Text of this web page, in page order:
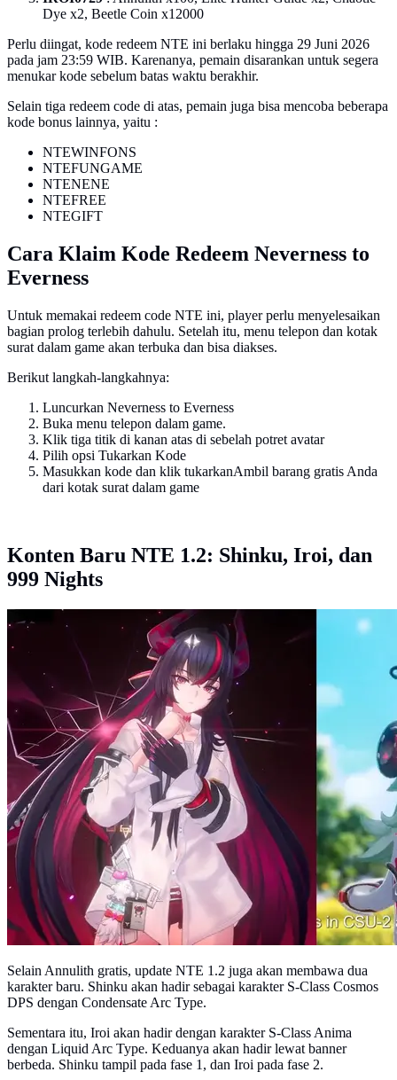
Dye x2, Beetle Coin x12000
Perlu diingat, kode redeem NTE ini berlaku hingga 29 Juni 2026
pada jam 23:59 WIB. Karenanya, pemain disarankan untuk segera
menukar kode sebelum batas waktu berakhir.
Selain tiga redeem code di atas, pemain juga bisa mencoba beberapa
kode bonus lainnya, yaitu :
NTEWINFONS
NTEFUNGAME
NTENENE
NTEFREE
NTEGIFT
Cara Klaim Kode Redeem Neverness to
Everness
Untuk memakai redeem code NTE ini, player perlu menyelesaikan
bagian prolog terlebih dahulu. Setelah itu, menu telepon dan kotak
surat dalam game akan terbuka dan bisa diakses.
Berikut langkah-langkahnya:
Luncurkan Neverness to Everness
Buka menu telepon dalam game.
Klik tiga titik di kanan atas di sebelah potret avatar
Pilih opsi Tukarkan Kode
Masukkan kode dan klik tukarkanAmbil barang gratis Anda
dari kotak surat dalam game
Konten Baru NTE 1.2: Shinku, Iroi, dan
999 Nights
Selain Annulith gratis, update NTE 1.2 juga akan membawa dua
karakter baru. Shinku akan hadir sebagai karakter S-Class Cosmos
DPS dengan Condensate Arc Type.
Sementara itu, Iroi akan hadir dengan karakter S-Class Anima
dengan Liquid Arc Type. Keduanya akan hadir lewat banner
berbeda. Shinku tampil pada fase 1, dan Iroi pada fase 2.